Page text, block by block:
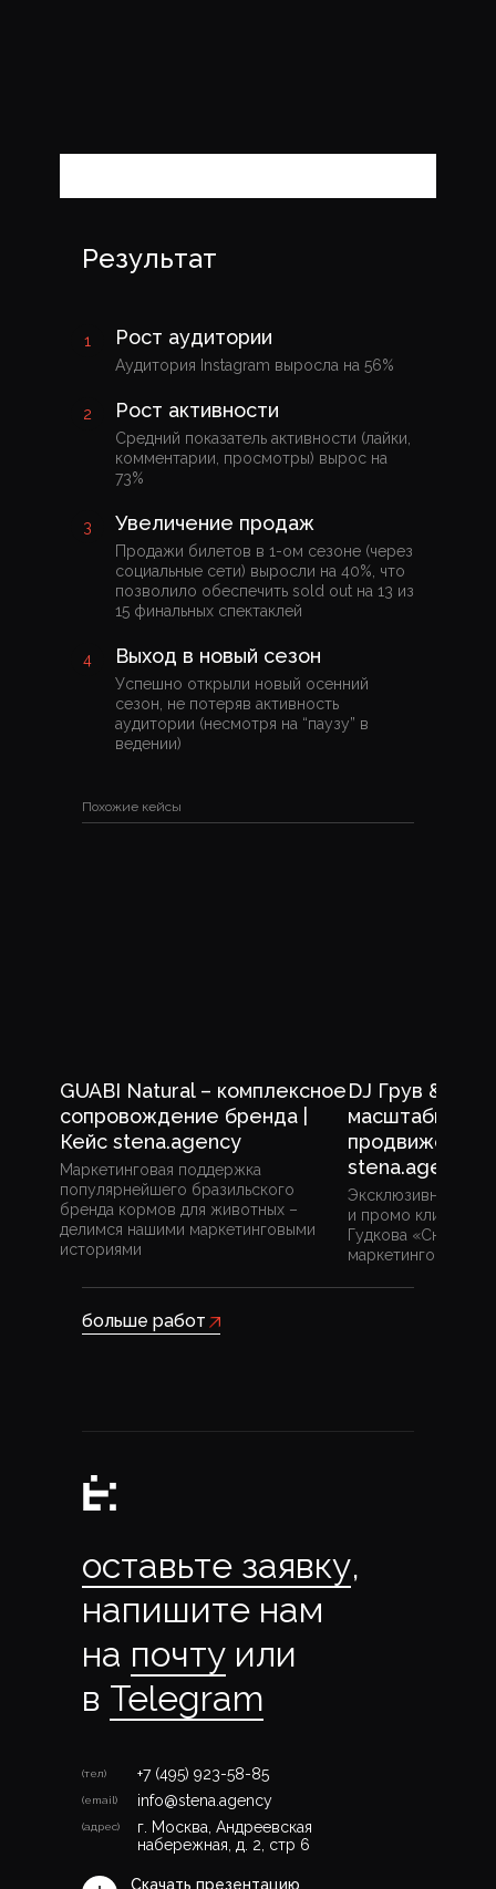
Результат
Рост аудитории
Аудитория Instagram выросла на 56%
Рост активности
Средний показатель активности (лайки,
комментарии, просмотры) вырос на
73%
Увеличение продаж
Продажи билетов в 1-ом сезоне (через
социальные сети) выросли на 40%, что
позволило обеспечить sold out на 13 из
15 финальных спектаклей
Выход в новый сезон
Успешно открыли новый осенний
сезон, не потеряв активность
аудитории (несмотря на “паузу” в
ведении)
Похожие кейсы
GUABI Natural – комплексное
сопровождение бренда |
Кейс stena.agency
Маркетинговая поддержка
популярнейшего бразильского
бренда кормов для животных –
делимся нашими маркетинговыми
историями
DJ Грув &
масштабная
продвижению
stena.agency
Эксклюзивная
и промо клипа DJ
Гудкова «Сноб» –
маркетинговыми
больше работ
(тел) +7 (495) 923-58-85
(email)
оставьте заявку,
напишите нам
на почту или
в Telegram
info@stena.agency
(адрес)
г. Москва, Андреевская
набережная, д. 2, стр 6
Скачать презентацию